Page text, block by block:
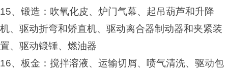
15、锻造：吹氧化皮、炉门气幕、起吊葫芦和升降
机、驱动折弯和矫直机、驱动离合器制动器和夹紧装
置、驱动锻锤、燃油器
16、板金：搅拌溶液、运输切屑、喷气清洗、驱动包